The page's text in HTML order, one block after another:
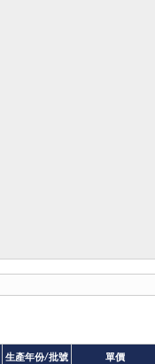
生產年份/批號 單價